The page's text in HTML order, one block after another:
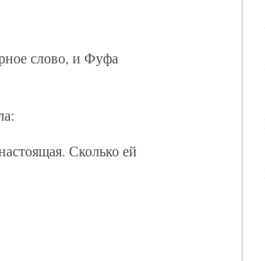
слово, и Фуфа
Сколько ей